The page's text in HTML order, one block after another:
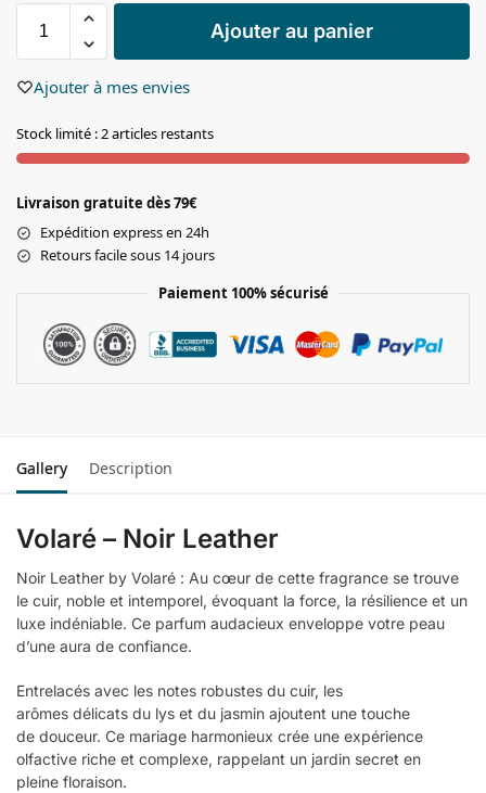
Ajouter au panier
Ajouter à mes envies
Stock limité : 2 articles restants
Livraison gratuite dès 79€
Expédition express en 24h
Retours facile sous 14 jours
Paiement 100% sécurisé
Gallery Description
Volaré – Noir Leather
Noir Leather by Volaré : Au cœur de cette fragrance se trouve
le cuir, noble et intemporel, évoquant la force, la résilience et un
luxe indéniable. Ce parfum audacieux enveloppe votre peau
d’une aura de confiance.
Entrelacés avec les notes robustes du cuir, les
arômes délicats du lys et du jasmin ajoutent une touche
de douceur. Ce mariage harmonieux crée une expérience
olfactive riche et complexe, rappelant un jardin secret en
pleine floraison.